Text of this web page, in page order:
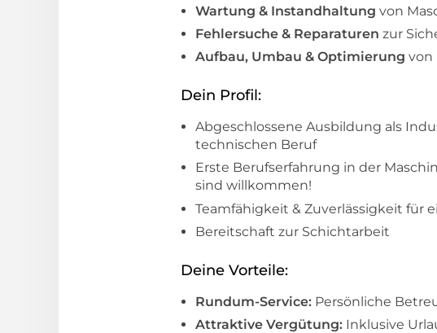
Wartung & Instandhaltung von
Fehlersuche & Reparaturen zur
Aufbau, Umbau & Optimierung von
Dein Profil:
Abgeschlossene Ausbildung als
technischen Beruf
Erste Berufserfahrung in der
sind willkommen!
Teamfähigkeit & Zuverlässigkeit für
Bereitschaft zur Schichtarbeit
Deine Vorteile:
Rundum-Service: Persönliche
Attraktive Vergütung: Inklusive